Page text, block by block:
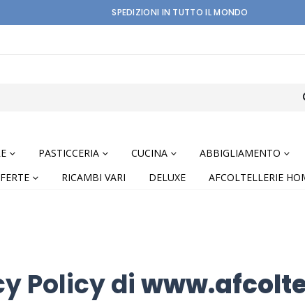
SPEDIZIONI IN TUTTO IL MONDO
PASTICCERIA CUCINA ABBIGLIAMENTO
RICAMBI VARI DELUXE AFCOLTELLERIE
Policy di